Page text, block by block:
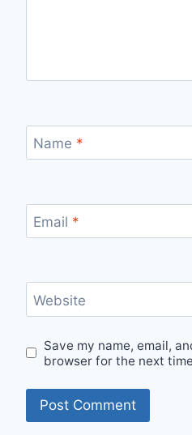
Name *
Email *
Website
Save my name, email,
browser for the next